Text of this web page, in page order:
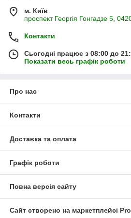
м. Київ
проспект Георгія Гонгадзе 5,
Контакти
Сьогодні працює з 08:00 до
Показати весь графік роботи
Про нас
Контакти
Доставка та оплата
Графік роботи
Повна версія сайту
Сайт створено на маркетплейсі